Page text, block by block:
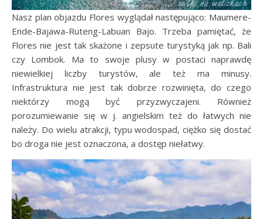
Nasz plan objazdu Flores wyglądał następująco: Maumere-
Ende-Bajawa-Ruteng-Labuan Bajo. Trzeba pamiętać, że
Flores nie jest tak skażone i zepsute turystyką jak np. Bali
czy Lombok. Ma to swoje plusy w postaci naprawdę
niewielkiej liczby turystów, ale też ma minusy.
Infrastruktura nie jest tak dobrze rozwinięta, do czego
niektórzy mogą być przyzwyczajeni. Również
porozumiewanie się w j. angielskim też do łatwych nie
należy. Do wielu atrakcji, typu wodospad, ciężko się dostać
bo droga nie jest oznaczona, a dostęp niełatwy.